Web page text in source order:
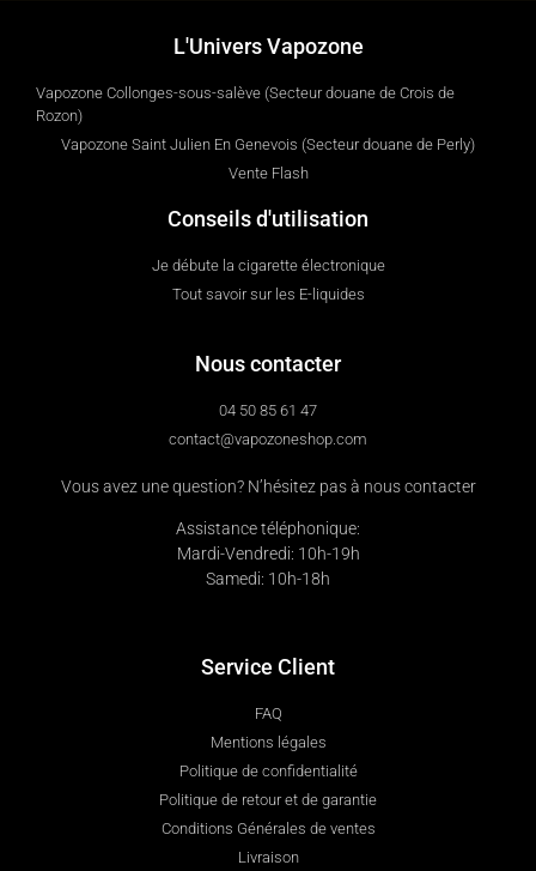
L'Univers Vapozone
Vapozone Collonges-sous-salève (Secteur douane de Crois de
Rozon)
Vapozone Saint Julien En Genevois (Secteur douane de Perly)
Vente Flash
Conseils d'utilisation
Je débute la cigarette électronique
Tout savoir sur les E-liquides
Nous contacter
04 50 85 61 47
contact@vapozoneshop.com
Vous avez une question? N’hésitez pas à nous contacter
Assistance téléphonique:
Mardi-Vendredi: 10h-19h
Samedi: 10h-18h
Service Client
FAQ
Mentions légales
Politique de confidentialité
Politique de retour et de garantie
Conditions Générales de ventes
Livraison